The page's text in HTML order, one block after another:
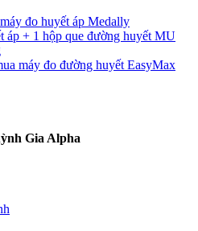
đo huyết áp Medally
áp + 1 hộp que đường huyết MU
máy đo đường huyết EasyMax
Gia Alpha